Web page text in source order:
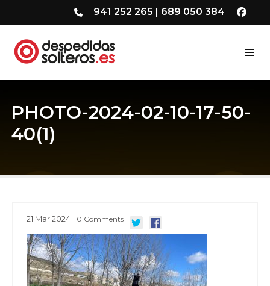
941 252 265 | 689 050 384
PHOTO-2024-02-10-17-50-
40(1)
21 Mar2024 0 Comments